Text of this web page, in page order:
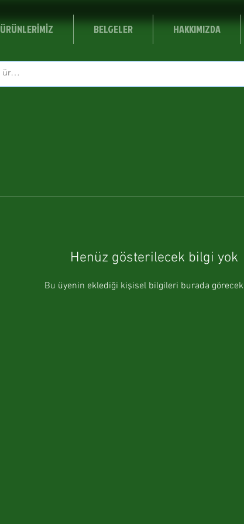
ÜRÜNLERİMİZ BELGELER HAKKIMIZDA
Henüz gösterilecek bilgi yok
Bu üyenin eklediği kişisel bilgileri burada